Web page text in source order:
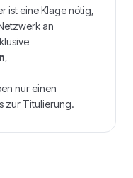
ist eine Klage nötig,
an
,
nur einen
zur Titulierung.